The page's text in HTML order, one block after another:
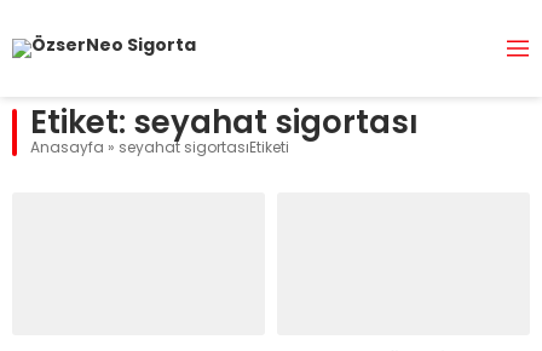
Etiket: seyahat sigortası
Anasayfa » seyahat sigortasıEtiketi